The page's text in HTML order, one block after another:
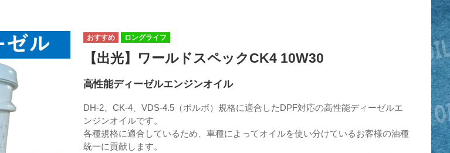
ロングライフ
【出光】ワールドスペックCK4 10W30
高性能ディーゼルエンジンオイル
DH-2、CK-4、VDS-4.5（ボルボ）規格に適合したDPF対応の高性能ディーゼルエ
ンジンオイルです。
各種規格に適合しているため、車種によってオイルを使い分けているお客様の油種
統一に貢献します。